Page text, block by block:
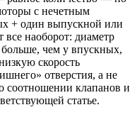
с нечетным
+ один выпускной или
наоборот: диаметр
чем у впускных,
скорость
отверстия, а не
соотношении клапанов и
статье.